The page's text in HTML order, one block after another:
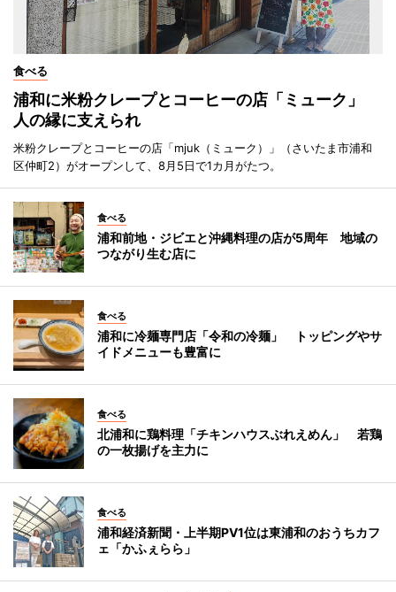
食べる
浦和に米粉クレープとコーヒーの店「ミューク」
人の縁に支えられ
米粉クレープとコーヒーの店「mjuk（ミューク）」（さいたま市浦和
区仲町2）がオープンして、8月5日で1カ月がたつ。
食べる
浦和前地・ジビエと沖縄料理の店が5周年 地域の
つながり生む店に
食べる
浦和に冷麺専門店「令和の冷麺」 トッピングやサ
イドメニューも豊富に
食べる
北浦和に鶏料理「チキンハウスぶれえめん」 若鶏
の一枚揚げを主力に
食べる
浦和経済新聞・上半期PV1位は東浦和のおうちカフ
ェ「かふぇらら」